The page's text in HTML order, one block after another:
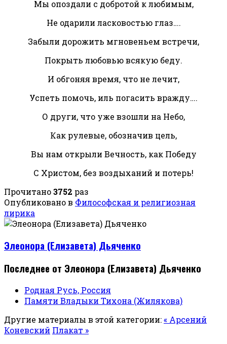
Мы опоздали с добротой к любимым,
Не одарили ласковостью глаз….
Забыли дорожить мгновеньем встречи,
Покрыть любовью всякую беду.
И обгоняя время, что не лечит,
Успеть помочь, иль погасить вражду….
О други, что уже взошли на Небо,
Как рулевые, обозначив цель,
Вы нам открыли Вечность, как Победу
С Христом, без воздыханий и потерь!
Прочитано3752 раз
Опубликовано в Философская и религиозная
лирика
Элеонора (Елизавета) Дьяченко
Последнее от Элеонора (Елизавета) Дьяченко
Родная Русь, Россия
Памяти Владыки Тихона (Жилякова)
Другие материалы в этой категории:« Арсений
Коневский Плакат »